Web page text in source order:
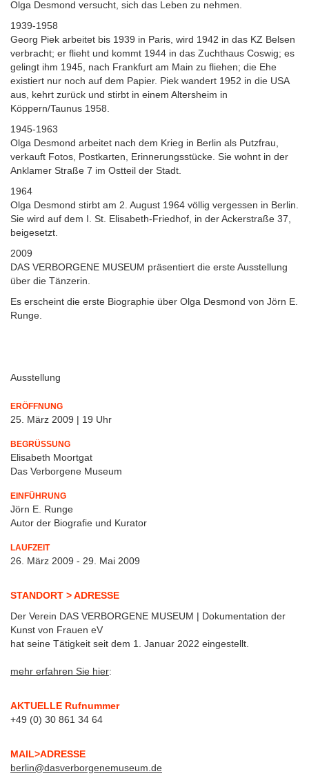
Olga Desmond versucht, sich das Leben zu nehmen.
1939-1958
Georg Piek arbeitet bis 1939 in Paris, wird 1942 in das KZ Belsen
verbracht; er flieht und kommt 1944 in das Zuchthaus Coswig; es
gelingt ihm 1945, nach Frankfurt am Main zu fliehen; die Ehe
existiert nur noch auf dem Papier. Piek wandert 1952 in die USA
aus, kehrt zurück und stirbt in einem Altersheim in
Köppern/Taunus 1958.
1945-1963
Olga Desmond arbeitet nach dem Krieg in Berlin als Putzfrau,
verkauft Fotos, Postkarten, Erinnerungsstücke. Sie wohnt in der
Anklamer Straße 7 im Ostteil der Stadt.
1964
Olga Desmond stirbt am 2. August 1964 völlig vergessen in Berlin.
Sie wird auf dem I. St. Elisabeth-Friedhof, in der Ackerstraße 37,
beigesetzt.
2009
DAS VERBORGENE MUSEUM präsentiert die erste Ausstellung
über die Tänzerin.
Es erscheint die erste Biographie über Olga Desmond von Jörn E.
Runge.
Ausstellung
ERÖFFNUNG
25. März 2009 | 19 Uhr
BEGRÜSSUNG
Elisabeth Moortgat
Das Verborgene Museum
EINFÜHRUNG
Jörn E. Runge
Autor der Biografie und Kurator
LAUFZEIT
26. März 2009 - 29. Mai 2009
STANDORT > ADRESSE
Der Verein DAS VERBORGENE MUSEUM | Dokumentation der
Kunst von Frauen eV
hat seine Tätigkeit seit dem 1. Januar 2022 eingestellt.
mehr erfahren Sie hier:
AKTUELLE Rufnummer
+49 (0) 30 861 34 64
MAIL>ADRESSE
berlin@dasverborgenemuseum.de